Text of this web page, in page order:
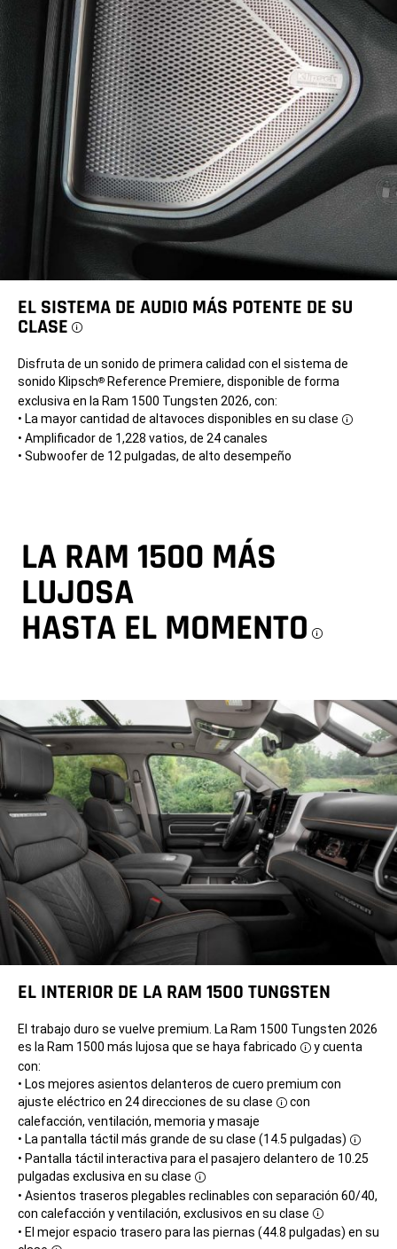
EL SISTEMA DE AUDIO MÁS POTENTE DE SU
CLASE Disclosure
Disfruta de un sonido de primera calidad con el sistema de
sonido Klipsch® Reference Premiere, disponible de forma
exclusiva en la Ram 1500 Tungsten 2026, con:
• La mayor cantidad de altavoces disponibles en su clase
• Amplificador de 1,228 vatios, de 24 canales
• Subwoofer de 12 pulgadas, de alto desempeño
LA RAM 1500 MÁS
LUJOSA
HASTA EL MOMENTO
EL INTERIOR DE LA RAM 1500 TUNGSTEN
El trabajo duro se vuelve premium. La Ram 1500 Tungsten 2026
es la Ram 1500 más lujosa que se haya fabricado
Disclosure
y cuenta
con:
• Los mejores asientos delanteros de cuero premium con
ajuste eléctrico en 24 direcciones de su clase
Disclosure
con
calefacción, ventilación, memoria y masaje
• La pantalla táctil más grande de su clase (14.5 pulgadas)
• Pantalla táctil interactiva para el pasajero delantero de 10.25
pulgadas exclusiva en su clase
Disclosure
• Asientos traseros plegables reclinables con separación 60/40,
con calefacción y ventilación, exclusivos en su clase
Disclosure
• El mejor espacio trasero para las piernas (44.8 pulgadas) en su